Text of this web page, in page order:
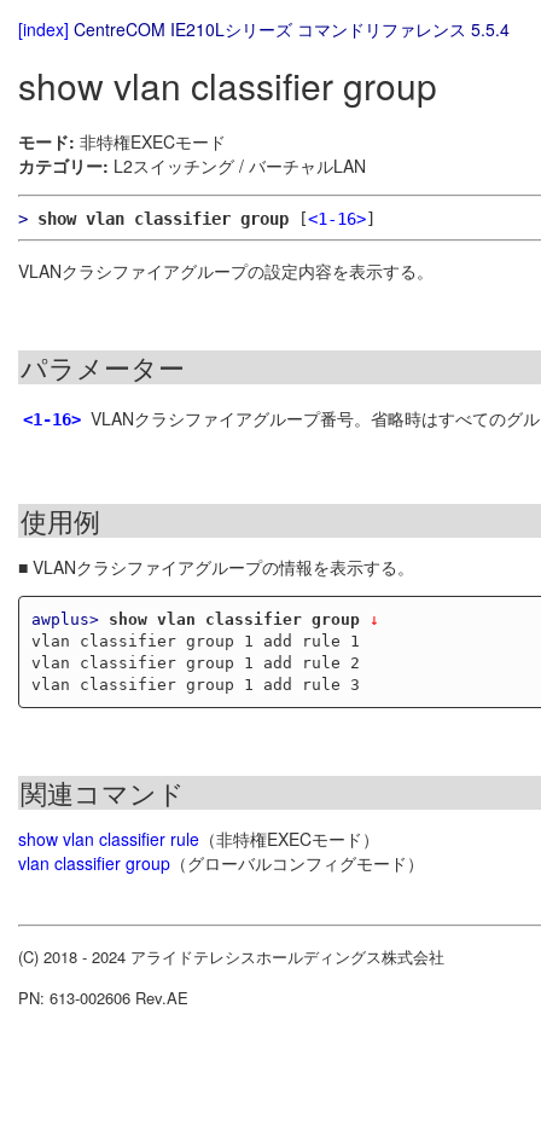
[index] CentreCOM IE210Lシリーズ コマンドリファレンス 5.5.4
show vlan classifier group
モード: 非特権EXECモード
カテゴリー: L2スイッチング / バーチャルLAN
> show vlan classifier group [<1-16>]
VLANクラシファイアグループの設定内容を表示する。
パラメーター
<1-16> VLANクラシファイアグループ番号。省略時はすべてのグ
使用例
■ VLANクラシファイアグループの情報を表示する。
awplus> show vlan classifier group ↓
vlan classifier group 1 add rule 1
vlan classifier group 1 add rule 2
関連コマンド
show vlan classifier rule （非特権EXECモード）
vlan classifier group （グローバルコンフィグモード）
(C) 2018 - 2024 アライドテレシスホールディングス株式会社
PN: 613-002606 Rev.AE